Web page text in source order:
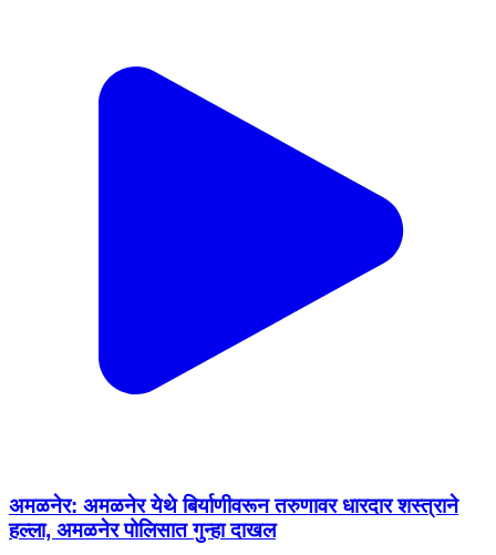
अमळनेर: अमळनेर येथे बिर्याणीवरून तरुणावर धारदार शस्त्राने
हल्ला, अमळनेर पोलिसात गुन्हा दाखल